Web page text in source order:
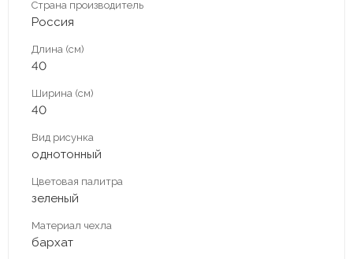
Страна производитель
Россия
Длина (см)
40
Ширина (см)
40
Вид рисунка
однотонный
Цветовая палитра
зеленый
Материал чехла
бархат